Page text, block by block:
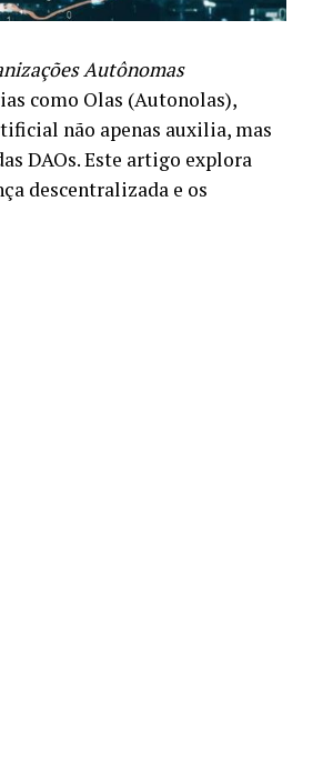
Autônomas
como Olas (Autonolas),
não apenas auxilia, mas
DAOs. Este artigo explora
descentralizada e os